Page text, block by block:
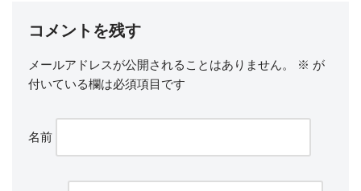
コメントを残す
メールアドレスが公開されることはありません。 ※ が
付いている欄は必須項目です
名前